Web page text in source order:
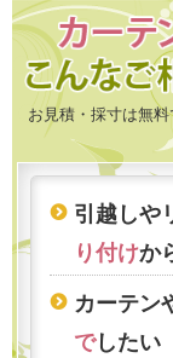
お見積・採寸は無
引越しや
り付けか
カーテン
でしたい